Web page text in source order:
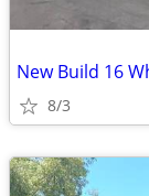
New Build 16
8/3